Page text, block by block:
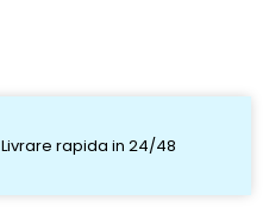
Livrare rapida in 24/48